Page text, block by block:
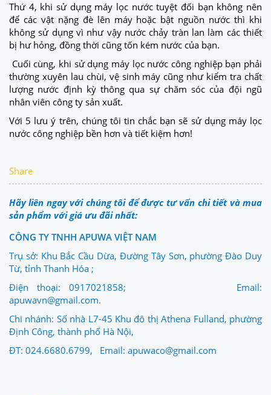
Thứ 4, khi sử dụng máy lọc nước tuyệt đối bạn không nên
để các vật nặng đè lên máy hoặc bật nguồn nước thì khi
không sử dụng vì như vậy nước chảy tràn lan làm các thiết
bị hư hỏng, đồng thời cũng tốn kém nước của bạn.
Cuối cùng, khi sử dụng máy lọc nước công nghiệp bạn phải
thường xuyên lau chùi, vệ sinh máy cũng như kiểm tra chất
lượng nước định kỳ thông qua sự chăm sóc của đội ngũ
nhân viên công ty sản xuất.
Với 5 lưu ý trên, chúng tôi tin chắc bạn sẽ sử dụng máy lọc
nước công nghiệp bền hơn và tiết kiệm hơn!
Share
Hãy liên ngay với chúng tôi để được tư vấn chi tiết và mua
sản phẩm với giá ưu đãi nhất:
CÔNG TY TNHH APUWA VIỆT NAM
Trụ sở: Khu Bắc Cầu Dừa, Đường Tây Sơn, phường Đào Duy
Từ, tỉnh Thanh Hóa ;
Điện thoại: 0917021858; Email:
apuwavn@gmail.com.
Chi nhánh: Số nhà L7-45 Khu đô thị Athena Fulland, phường
Định Công, thành phố Hà Nội,
ĐT: 024.6680.6799, Email: apuwaco@gmail.com